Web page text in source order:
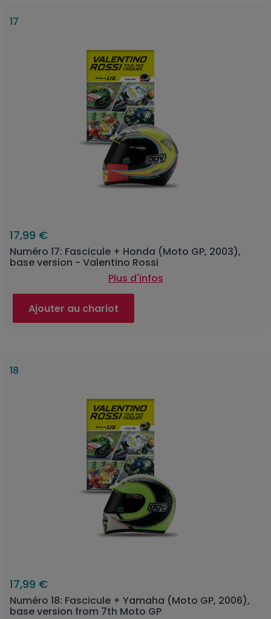
17
17,99 €
Numéro 17: Fascicule + Honda (Moto GP, 2003),
base version - Valentino Rossi
Plus d'infos
Ajouter au chariot
18
17,99 €
Numéro 18: Fascicule + Yamaha (Moto GP, 2006),
base version from 7th Moto GP